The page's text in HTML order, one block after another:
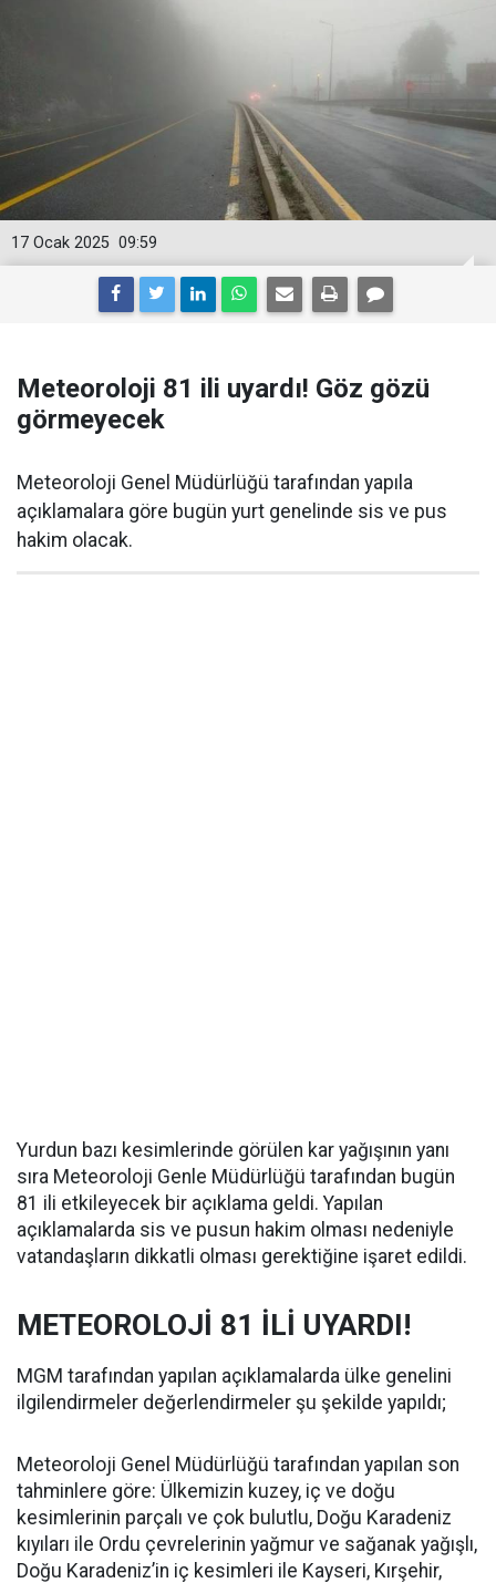
09:59
17 Ocak 2025
Meteoroloji 81 ili uyardı! Göz gözü
görmeyecek
Meteoroloji Genel Müdürlüğü tarafından yapıla
açıklamalara göre bugün yurt genelinde sis ve pus
hakim olacak.
Yurdun bazı kesimlerinde görülen kar yağışının yanı
sıra Meteoroloji Genle Müdürlüğü tarafından bugün
81 ili etkileyecek bir açıklama geldi. Yapılan
açıklamalarda sis ve pusun hakim olması nedeniyle
vatandaşların dikkatli olması gerektiğine işaret edildi.
METEOROLOJİ 81 İLİ UYARDI!
MGM tarafından yapılan açıklamalarda ülke genelini
ilgilendirmeler değerlendirmeler şu şekilde yapıldı;
Meteoroloji Genel Müdürlüğü tarafından yapılan son
tahminlere göre: Ülkemizin kuzey, iç ve doğu
kesimlerinin parçalı ve çok bulutlu, Doğu Karadeniz
kıyıları ile Ordu çevrelerinin yağmur ve sağanak yağışlı,
Doğu Karadeniz’in iç kesimleri ile Kayseri, Kırşehir,